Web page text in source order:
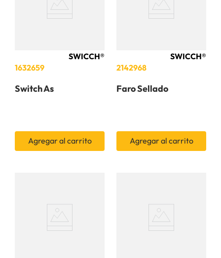
SWICCH®
1632659
Switch As
Agregar al carrito
SWICCH®
2142968
Faro Sellado
Agregar al carrito